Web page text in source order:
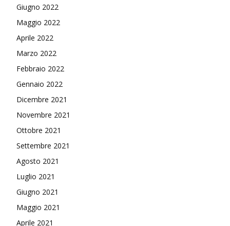
Giugno 2022
Maggio 2022
Aprile 2022
Marzo 2022
Febbraio 2022
Gennaio 2022
Dicembre 2021
Novembre 2021
Ottobre 2021
Settembre 2021
Agosto 2021
Luglio 2021
Giugno 2021
Maggio 2021
Aprile 2021